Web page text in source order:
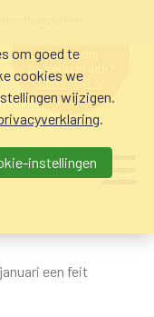
hulp nodig
bij geldzorgen?
0800-8115.nl
een feit
om goed te
cookies we
wijzigen.
.
instellingen